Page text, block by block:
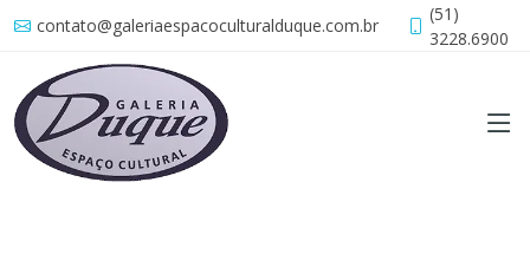
contato@galeriaespacoculturalduque.com.br
(51)
3228.6900